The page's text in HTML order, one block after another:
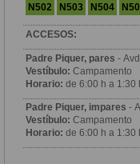
N502
N503 N504
ACCESOS:
Padre Piquer, pares -
Vestíbulo: Campamento
Horario: de 6:00 h a 1:30
Padre Piquer, impares -
Vestíbulo: Campamento
Horario: de 6:00 h a 1:30